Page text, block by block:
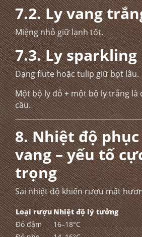
7.2. Ly vang
Miệng nhỏ giữ lạnh tốt.
7.3. Ly sparkling
Dạng flute hoặc tulip giữ bọt lâu.
Một bộ ly đỏ + một bộ ly trắng là
cầu.
8. Nhiệt độ
vang – yếu tố
trọng
Sai nhiệt độ khiến rượu mất
Loại rượuNhiệt độ lý tưởng
Đỏ đậm
16–18°C